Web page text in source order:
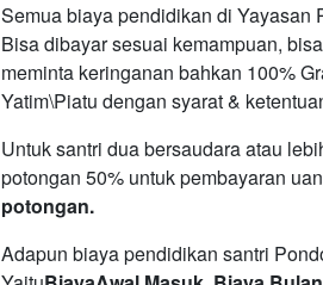
Semua biaya pendidikan di Yayasan
Bisa dibayar sesuai kemampuan,
meminta keringanan bahkan 100%
Yatim\Piatu dengan syarat &
Untuk santri dua bersaudara atau
potongan 50% untuk pembayaran
potongan.
Adapun biaya pendidikan santri